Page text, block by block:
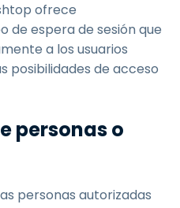
ofrece
de espera de sesión que
a los usuarios
posibilidades de acceso
personas o
personas autorizadas